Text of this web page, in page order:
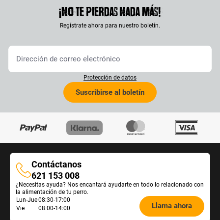
¡No te pierdas nada más!
Regístrate ahora para nuestro boletín.
Protección de datos
Suscribirse al boletín
Contáctanos
Contáctanos
621 153 008
¿Necesitas ayuda? Nos encantará ayudarte en todo lo relacionado con
la alimentación de tu perro.
Öffnungszeiten
Lun-Jue08:30-17:00
Vie
08:00-14:00 Llama ahora